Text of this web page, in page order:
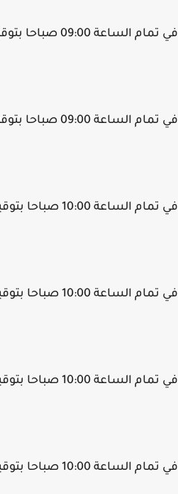
الساعة 09:00 صباحا بتوقيت تونس.
الساعة 09:00 صباحا بتوقيت الجزائر.
الساعة 10:00 صباحا بتوقيت القاهرة.
الساعة 10:00 صباحا بتوقيت فلسطين.
الساعة 10:00 صباحا بتوقيت الأردن.
الساعة 10:00 صباحا بتوقيت سوريا.